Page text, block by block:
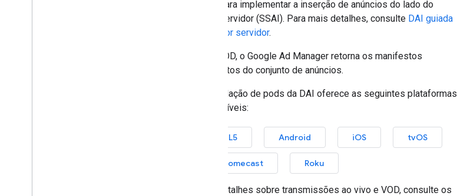
para implementar a inserção de anúncios do lado do
servidor (SSAI). Para mais detalhes, consulte DAI guiada
por servidor.
Para VOD, o Google Ad Manager retorna os manifestos
completos do conjunto de anúncios.
A veiculação de pods da DAI oferece as seguintes plataformas
compatíveis:
HTML5 Android iOS tvOS
Chromecast Roku
Para detalhes sobre transmissões ao vivo e VOD, consulte os